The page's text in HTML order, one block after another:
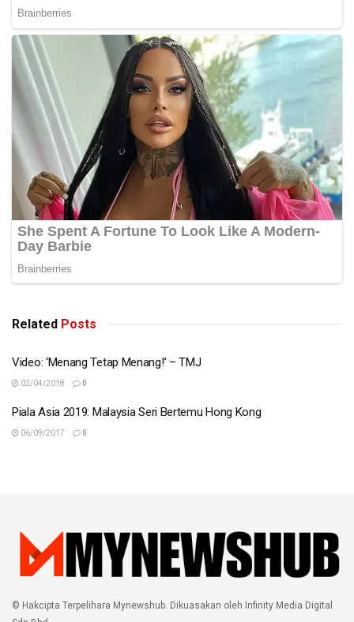
Related Posts
Video: ‘Menang Tetap Menang!’ – TMJ
02/04/2018 0
Piala Asia 2019: Malaysia Seri Bertemu Hong Kong
06/09/2017 0
© Hakcipta Terpelihara Mynewshub. Dikuasakan oleh Infinity Media Digital